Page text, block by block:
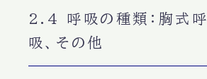
2.4 呼吸の種類：胸式呼
吸、その他